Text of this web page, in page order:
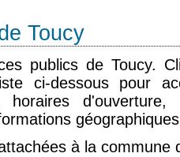
Toucy
publics de Toucy.
ci-dessous pour
horaires
à la commune